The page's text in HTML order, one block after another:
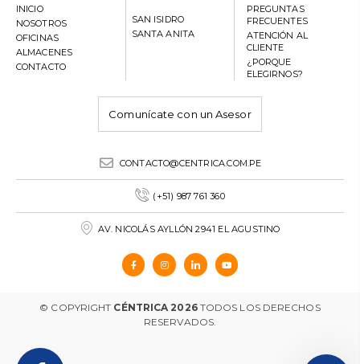
INICIO
NOSOTROS
OFICINAS
ALMACENES
CONTACTO
SAN ISIDRO
SANTA ANITA
PREGUNTAS
FRECUENTES
ATENCIÓN AL
CLIENTE
¿PORQUE
ELEGIRNOS?
Comunícate con un Asesor
CONTACTO@CENTRICA.COM.PE
(+51) 987 761 360
AV. NICOLÁS AYLLÓN 2941 EL AGUSTINO
© COPYRIGHT CÉNTRICA 2026TODOS LOS DERECHOS
RESERVADOS.